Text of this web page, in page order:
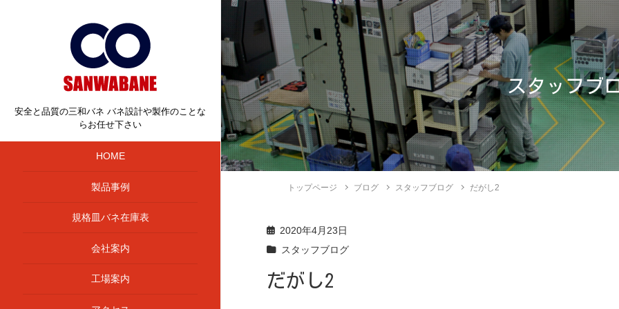
安全と品質の三和バネ バネ設計や製作のことな
らお任せ下さい
HOME
製品事例
規格皿バネ在庫表
会社案内
工場案内
スタッフブ
トップページ ブログ スタッフブログ だがし2
2020年4月23日
スタッフブログ
だがし2